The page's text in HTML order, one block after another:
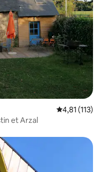
Évaluation
4,81 (113)
et Arzal